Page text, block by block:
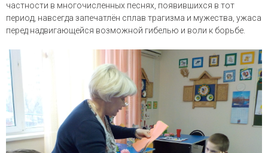
частности в многочисленных песнях, появившихся в тот
период, навсегда запечатлён сплав трагизма и мужества, ужаса
перед надвигающейся возможной гибелью и воли к борьбе.